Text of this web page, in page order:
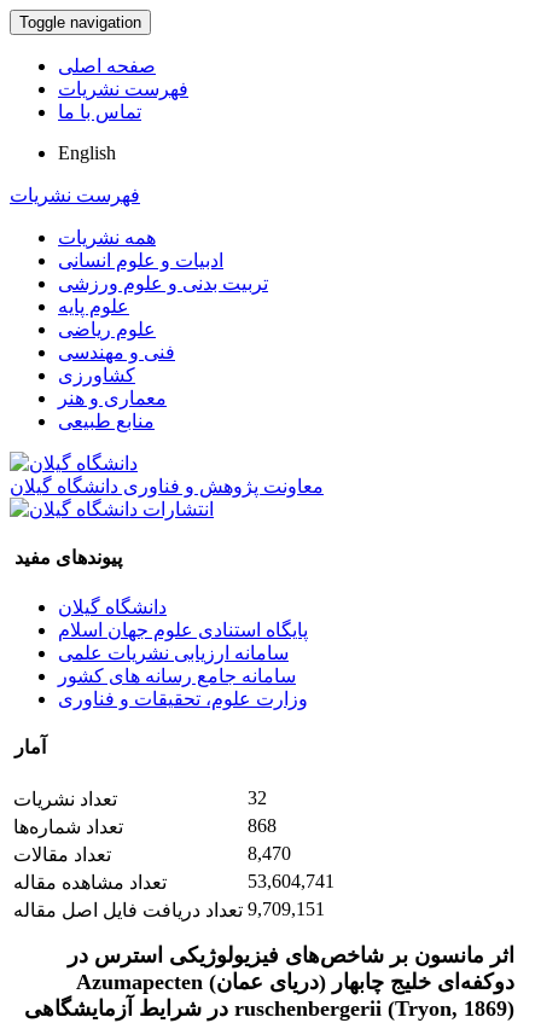
Toggle navigation
صفحه اصلی
فهرست نشریات
تماس با ما
English
فهرست نشریات
همه نشریات
ادبیات و علوم انسانی
تربیت بدنی و علوم ورزشی
علوم پایه
علوم ریاضی
فنی و مهندسی
کشاورزی
معماری و هنر
منابع طبیعی
معاونت پژوهش و فناوری دانشگاه گیلان
پیوندهای مفید
دانشگاه گیلان
پایگاه استنادی علوم جهان اسلام
سامانه ارزیابی نشریات علمی
سامانه جامع رسانه های کشور
وزارت علوم، تحقیقات و فناوری
آمار
تعداد نشریات
32
تعداد شماره‌ها
868
تعداد مقالات
8,470
تعداد مشاهده مقاله
53,604,741
تعداد دریافت فایل اصل مقاله 9,709,151
اثر مانسون بر شاخص‌های فیزیولوژیکی استرس در
دوکفه‌ای خلیج چابهار (دریای عمان) Azumapecten
ruschenbergerii (Tryon, 1869) در شرایط آزمایشگاهی